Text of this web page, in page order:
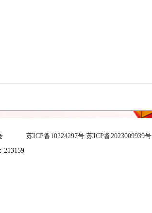
会
苏ICP备10224297号 苏ICP备2023009939号